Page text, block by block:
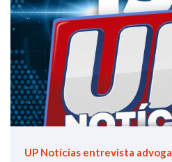
UP Notícias entrevista